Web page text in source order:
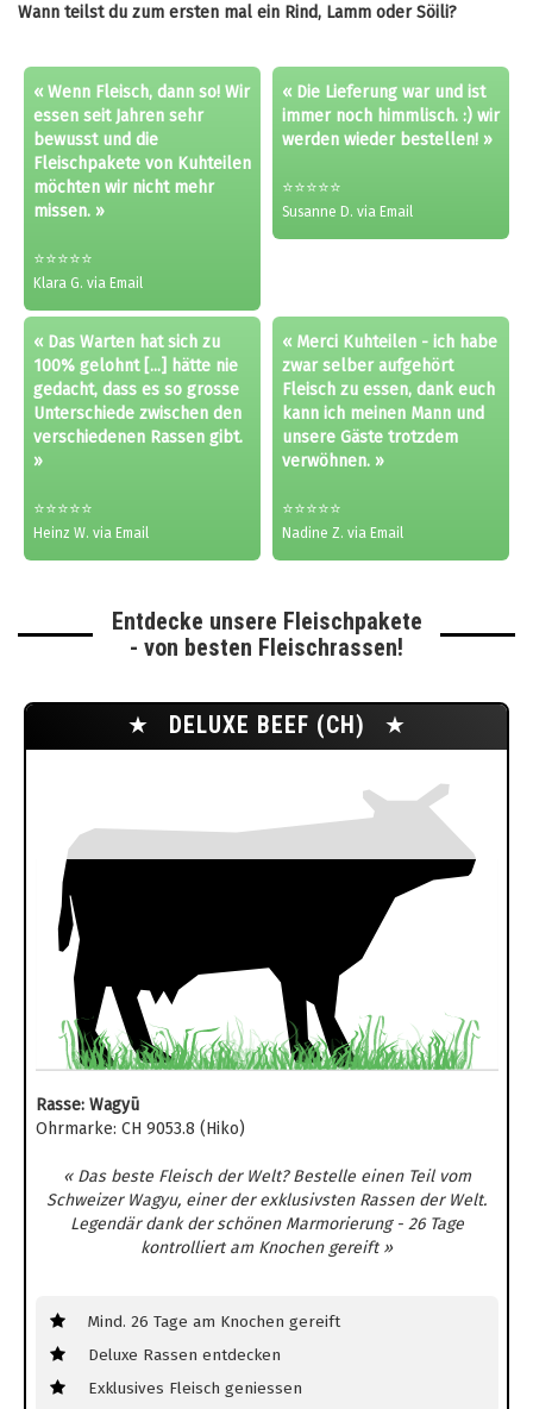
Wann teilst du zum ersten mal ein Rind, Lamm oder Söili?
« Wenn Fleisch, dann so! Wir
essen seit Jahren sehr
bewusst und die
Fleischpakete von Kuhteilen
möchten wir nicht mehr
missen. »
⭐⭐⭐⭐⭐
Klara G. via Email
« Die Lieferung war und ist
immer noch himmlisch. :) wir
werden wieder bestellen! »
⭐⭐⭐⭐⭐
Susanne D. via Email
« Das Warten hat sich zu
100% gelohnt [...] hätte nie
gedacht, dass es so grosse
Unterschiede zwischen den
verschiedenen Rassen gibt.
»
⭐⭐⭐⭐⭐
Heinz W. via Email
« Merci Kuhteilen - ich habe
zwar selber aufgehört
Fleisch zu essen, dank euch
kann ich meinen Mann und
unsere Gäste trotzdem
verwöhnen. »
⭐⭐⭐⭐⭐
Nadine Z. via Email
Entdecke unsere Fleischpakete
- von besten Fleischrassen!
★ DELUXE BEEF (CH) ★
Rasse: Wagyū
Ohrmarke: CH 9053.8 (Hiko)
« Das beste Fleisch der Welt? Bestelle einen Teil vom
Schweizer Wagyu, einer der exklusivsten Rassen der Welt.
Legendär dank der schönen Marmorierung - 26 Tage
kontrolliert am Knochen gereift »
Mind. 26 Tage am Knochen gereift
Deluxe Rassen entdecken
Exklusives Fleisch geniessen